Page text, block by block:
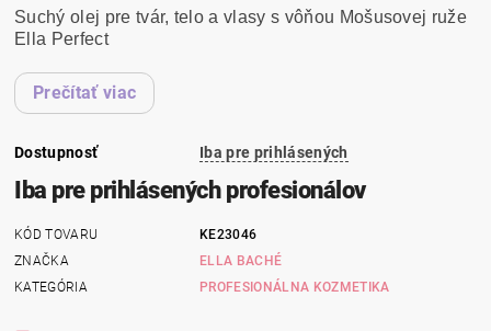
Suchý olej pre tvár, telo a vlasy s vôňou Mošusovej ruže
Ella Perfect
Prečítať viac
Dostupnosť Iba pre prihlásených
Iba pre prihlásených profesionálov
KÓD TOVARU
KE23046
ZNAČKA
ELLA BACHÉ
KATEGÓRIA
PROFESIONÁLNA KOZMETIKA